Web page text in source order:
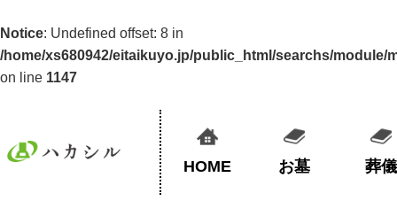
Notice: Undefined offset: 8 in
/home/xs680942/eitaikuyo.jp/public_html/searchs/module/
on line 1147
HOME お墓 葬儀